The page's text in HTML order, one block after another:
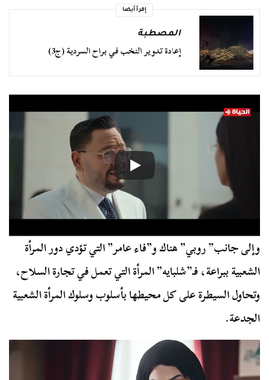
إقرأ أيضا
المصطبة
إعادة تدوير النخب في براح السردية (ج3)
وإلى جانب” روبي” هناك و”فاء عامر” التي تؤدي دور المرأة
الشعبية ببراعة، فـ”شلبايه” المرأة التي تعمل في تجارة السلاح،
وتحاول السيطرة على كل محيطها بأسلوب وسلوك المرأة الشعبية
الجدعة.